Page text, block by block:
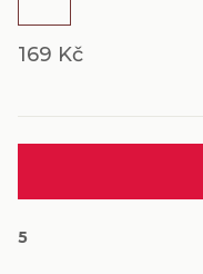
169 Kč
5
A